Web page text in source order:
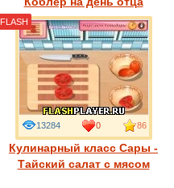
Кулинарный класс Сары -
Тайский салат с мясом
13284 0 86
FLASH